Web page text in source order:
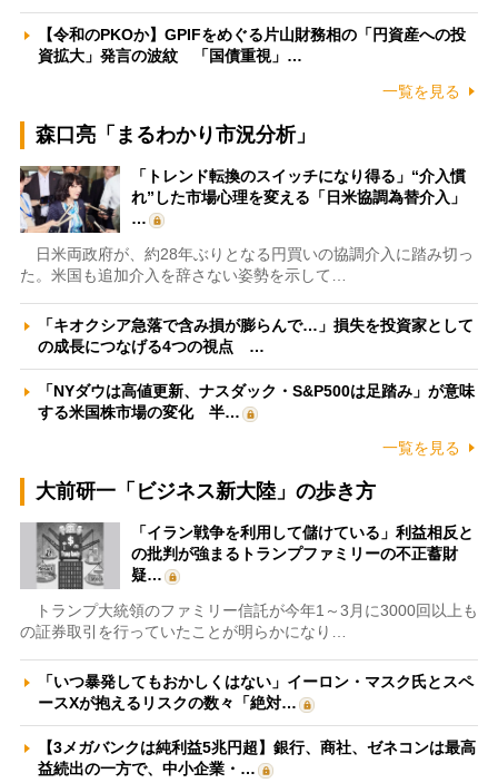
【令和のPKOか】GPIFをめぐる片山財務相の「円資産への投
資拡大」発言の波紋 「国債重視」…
一覧を見る
森口亮「まるわかり市況分析」
「トレンド転換のスイッチになり得る」“介入慣
れ”した市場心理を変える「日米協調為替介入」
…
日米両政府が、約28年ぶりとなる円買いの協調介入に踏み切っ
た。米国も追加介入を辞さない姿勢を示して…
「キオクシア急落で含み損が膨らんで…」損失を投資家として
の成長につなげる4つの視点 …
「NYダウは高値更新、ナスダック・S&P500は足踏み」が意味
する米国株市場の変化 半…
一覧を見る
大前研一「ビジネス新大陸」の歩き方
「イラン戦争を利用して儲けている」利益相反と
の批判が強まるトランプファミリーの不正蓄財
疑…
トランプ大統領のファミリー信託が今年1～3月に3000回以上も
の証券取引を行っていたことが明らかになり…
「いつ暴発してもおかしくはない」イーロン・マスク氏とスペ
ースXが抱えるリスクの数々「絶対…
【3メガバンクは純利益5兆円超】銀行、商社、ゼネコンは最高
益続出の一方で、中小企業・…